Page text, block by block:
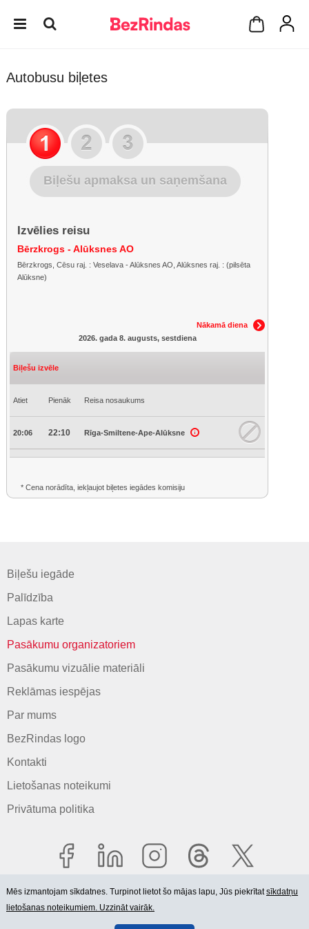
Autobusu biļetes
Biļešu apmaksa un saņemšana
Izvēlies reisu
Bērzkrogs - Alūksnes AO
Bērzkrogs, Cēsu raj. : Veselava - Alūksnes AO, Alūksnes raj. : (pilsēta
Alūksne)
Nākamā diena
2026. gada 8. augusts, sestdiena
Biļešu izvēle
Atiet Pienāk Reisa nosaukums
20:06 22:10 Rīga-Smiltene-Ape-Alūksne
* Cena norādīta, iekļaujot biļetes iegādes komisiju
Biļešu iegāde
Palīdzība
Lapas karte
Pasākumu organizatoriem
Pasākumu vizuālie materiāli
Reklāmas iespējas
Par mums
BezRindas logo
Kontakti
Lietošanas noteikumi
Privātuma politika
© 2006-2026 SIA "BEZRINDAS.LV".
Mēs izmantojam sīkdatnes. Turpinot lietot šo mājas lapu, Jūs piekrītatsīkdatņu
lietošanas noteikumiem. Uzzināt vairāk.